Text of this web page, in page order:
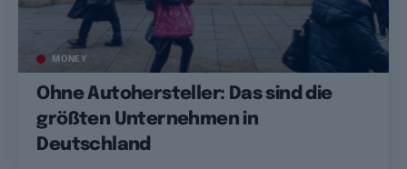
MONEY
Ohne Autohersteller: Das sind die
größten Unternehmen in
Deutschland